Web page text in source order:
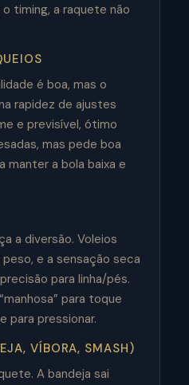
timing, a raquete não
é boa, mas o
rapidez de ajustes
e previsível, ótimo
mas pede boa
manter a bola baixa e
a diversão. Voleios
e a sensação seca
para linha/pés.
para toque
para pressionar.
VÍBORA, SMASH)
A bandeja sai